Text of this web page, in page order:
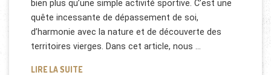
bien plus qu’une simple activité sportive. C’est une
quête incessante de dépassement de soi,
d’harmonie avec la nature et de découverte des
territoires vierges. Dans cet article, nous …
LIRE LA SUITELES DÉFIS DE L’ALPINISME : CONQUÉRIR LES